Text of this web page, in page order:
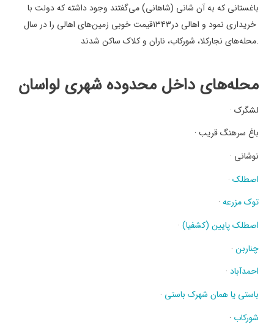
باغستانی که به آن شانی (شاهانی) می‌گفتند وجود داشته که دولت با
قیمت خوبی زمین‌های اهالی را در سال۱۳۴۳خریداری نمود و اهالی در
محله‌های نجارکلا، شورکاب، ناران و کلاک ساکن شدند.
محله‌های داخل محدوده شهری لواسان
· لشگرک
· باغ سرهنگ قریب
· نوشانی
· اصطلک
· توک مزرعه
· اصطلک پایین (کشفیا)
· چناربن
· احمدآباد
· باستی یا همان شهرک باستی
· شورکاب